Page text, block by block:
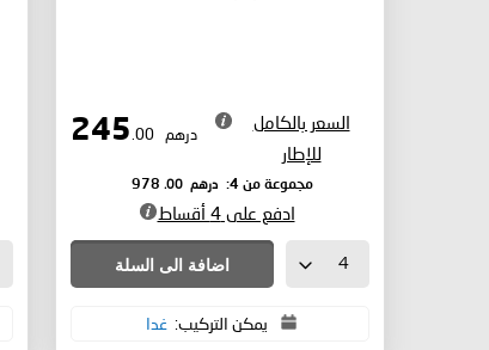
السعر بالكامل
للإطار
درهم .00
مجموعة من 4: درهم 978
.00
ادفع على 4 أقساط
اضافة الى السلة
يمكن التركيب: غدا